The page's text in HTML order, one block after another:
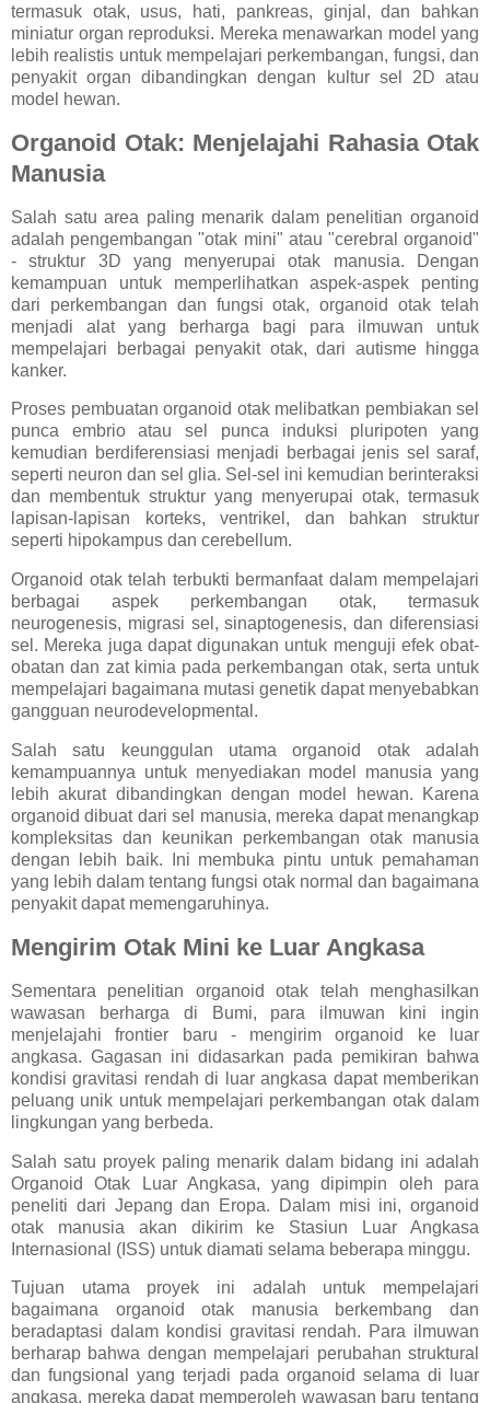
termasuk otak, usus, hati, pankreas, ginjal, dan bahkan
miniatur organ reproduksi. Mereka menawarkan model yang
lebih realistis untuk mempelajari perkembangan, fungsi, dan
penyakit organ dibandingkan dengan kultur sel 2D atau
model hewan.
Organoid Otak: Menjelajahi Rahasia Otak
Manusia
Salah satu area paling menarik dalam penelitian organoid
adalah pengembangan "otak mini" atau "cerebral organoid"
- struktur 3D yang menyerupai otak manusia. Dengan
kemampuan untuk memperlihatkan aspek-aspek penting
dari perkembangan dan fungsi otak, organoid otak telah
menjadi alat yang berharga bagi para ilmuwan untuk
mempelajari berbagai penyakit otak, dari autisme hingga
kanker.
Proses pembuatan organoid otak melibatkan pembiakan sel
punca embrio atau sel punca induksi pluripoten yang
kemudian berdiferensiasi menjadi berbagai jenis sel saraf,
seperti neuron dan sel glia. Sel-sel ini kemudian berinteraksi
dan membentuk struktur yang menyerupai otak, termasuk
lapisan-lapisan korteks, ventrikel, dan bahkan struktur
seperti hipokampus dan cerebellum.
Organoid otak telah terbukti bermanfaat dalam mempelajari
berbagai aspek perkembangan otak, termasuk
neurogenesis, migrasi sel, sinaptogenesis, dan diferensiasi
sel. Mereka juga dapat digunakan untuk menguji efek obat-
obatan dan zat kimia pada perkembangan otak, serta untuk
mempelajari bagaimana mutasi genetik dapat menyebabkan
gangguan neurodevelopmental.
Salah satu keunggulan utama organoid otak adalah
kemampuannya untuk menyediakan model manusia yang
lebih akurat dibandingkan dengan model hewan. Karena
organoid dibuat dari sel manusia, mereka dapat menangkap
kompleksitas dan keunikan perkembangan otak manusia
dengan lebih baik. Ini membuka pintu untuk pemahaman
yang lebih dalam tentang fungsi otak normal dan bagaimana
penyakit dapat memengaruhinya.
Mengirim Otak Mini ke Luar Angkasa
Sementara penelitian organoid otak telah menghasilkan
wawasan berharga di Bumi, para ilmuwan kini ingin
menjelajahi frontier baru - mengirim organoid ke luar
angkasa. Gagasan ini didasarkan pada pemikiran bahwa
kondisi gravitasi rendah di luar angkasa dapat memberikan
peluang unik untuk mempelajari perkembangan otak dalam
lingkungan yang berbeda.
Salah satu proyek paling menarik dalam bidang ini adalah
Organoid Otak Luar Angkasa, yang dipimpin oleh para
peneliti dari Jepang dan Eropa. Dalam misi ini, organoid
otak manusia akan dikirim ke Stasiun Luar Angkasa
Internasional (ISS) untuk diamati selama beberapa minggu.
Tujuan utama proyek ini adalah untuk mempelajari
bagaimana organoid otak manusia berkembang dan
beradaptasi dalam kondisi gravitasi rendah. Para ilmuwan
berharap bahwa dengan mempelajari perubahan struktural
dan fungsional yang terjadi pada organoid selama di luar
angkasa, mereka dapat memperoleh wawasan baru tentang